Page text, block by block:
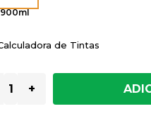
de Tintas
+